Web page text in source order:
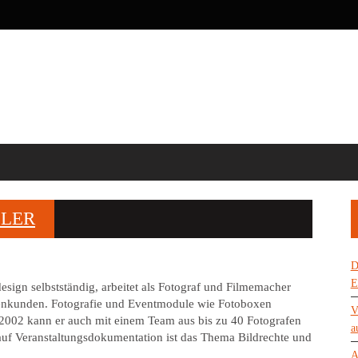
selbstständig, arbeitet als Fotograf und Filmemacher
Fotografie und Eventmodule wie Fotoboxen
kann er auch mit einem Team aus bis zu 40 Fotografen
Veranstaltungsdokumentation ist das Thema Bildrechte und